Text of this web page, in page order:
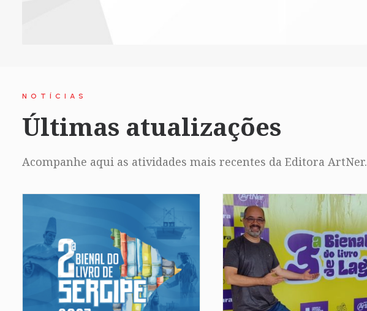
NOTÍCIAS
Últimas atualizações
Acompanhe aqui as atividades mais recentes da Editora ArtNer.